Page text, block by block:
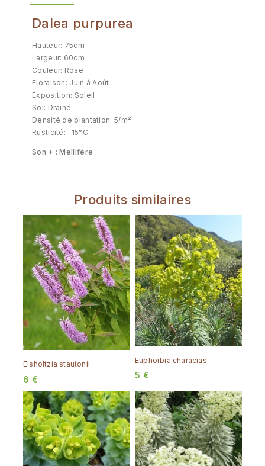
Dalea purpurea
Hauteur: 75cm
Largeur: 60cm
Couleur: Rose
Floraison: Juin à Août
Exposition: Soleil
Sol: Drainé
Densité de plantation: 5/m²
Rusticité: -15°C
Son + : Mellifère
Produits similaires
Elsholtzia stautonii
6 €
Euphorbia characias
5 €